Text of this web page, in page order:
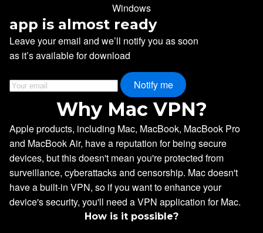
Windows
app is almost ready
Leave your email and we’ll notify you as soon
as it’s available for download
Notify me
Why Mac VPN?
Apple products, including Mac, MacBook, MacBook Pro
and MacBook Air, have a reputation for being secure
devices, but this doesn't mean you're protected from
surveillance, cyberattacks and censorship. Mac doesn't
have a built-in VPN, so if you want to enhance your
device's security, you'll need a VPN application for Mac.
How is it possible?